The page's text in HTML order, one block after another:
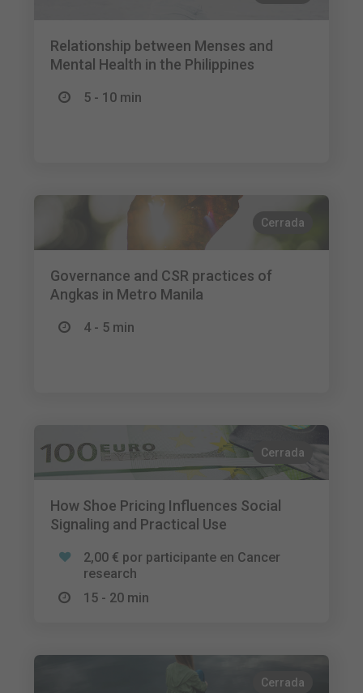
Relationship between Menses and
Mental Health in the Philippines
5 - 10 min
Cerrada
Governance and CSR practices of
Angkas in Metro Manila
4 - 5 min
Cerrada
How Shoe Pricing Influences Social
Signaling and Practical Use
2,00 € por participante en Cancer
research
15 - 20 min
Cerrada